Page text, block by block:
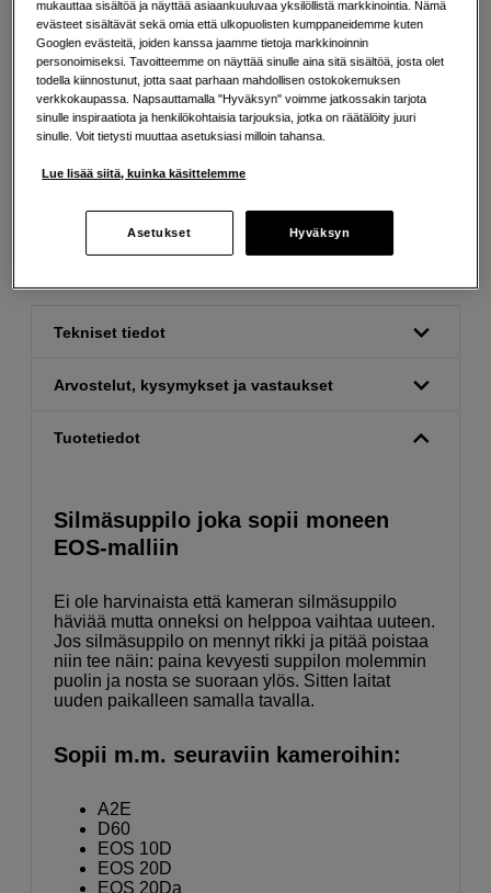
Ilmainen toimitus yli 200 EUR ostoksille
Osta nyt ja maksa myöhemmin
Henkilökohtaista palvelua
Tekniset tiedot
Arvostelut, kysymykset ja vastaukset
Tuotetiedot
Silmäsuppilo joka sopii moneen
EOS-malliin
Ei ole harvinaista että kameran silmäsuppilo
häviää mutta onneksi on helppoa vaihtaa uuteen.
Jos silmäsuppilo on mennyt rikki ja pitää poistaa
niin tee näin: paina kevyesti suppilon molemmin
puolin ja nosta se suoraan ylös. Sitten laitat
uuden paikalleen samalla tavalla.
Sopii m.m. seuraviin kameroihin:
A2E
D60
EOS 10D
EOS 20D
EOS 20Da
mukauttaa sisältöä ja näyttää asiaankuuluvaa yksilöllistä markkinointia. Nämä
evästeet sisältävät sekä omia että ulkopuolisten kumppaneidemme kuten
Googlen evästeitä, joiden kanssa jaamme tietoja markkinoinnin
personoimiseksi. Tavoitteemme on näyttää sinulle aina sitä sisältöä, josta olet
todella kiinnostunut, jotta saat parhaan mahdollisen ostokokemuksen
verkkokaupassa. Napsauttamalla "Hyväksyn" voimme jatkossakin tarjota
sinulle inspiraatiota ja henkilökohtaisia tarjouksia, jotka on räätälöity juuri
sinulle. Voit tietysti muuttaa asetuksiasi milloin tahansa.
Lue lisää siitä, kuinka käsittelemme
Asetukset Hyväksyn